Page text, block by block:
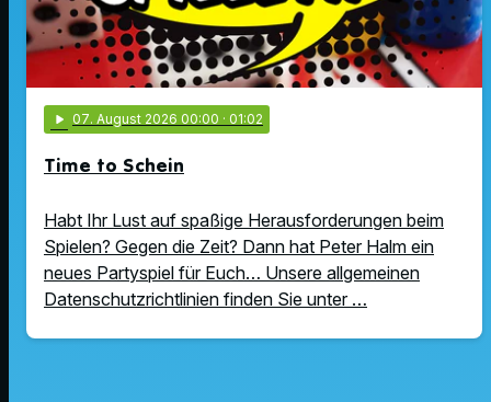
play_arrow 07. August 2026 00:00 · 01:02
Time to Schein
Habt Ihr Lust auf spaßige Herausforderungen beim
Spielen? Gegen die Zeit? Dann hat Peter Halm ein
neues Partyspiel für Euch… Unsere allgemeinen
Datenschutzrichtlinien finden Sie unter …